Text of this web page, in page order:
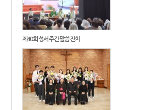
제40회 성서 주간 말씀 잔치